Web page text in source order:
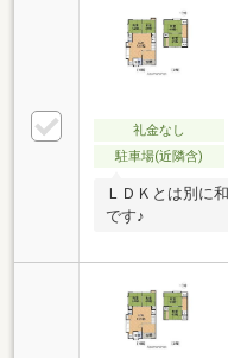
礼金なし
駐車場(近隣含)
ＬＤＫとは別に
です♪